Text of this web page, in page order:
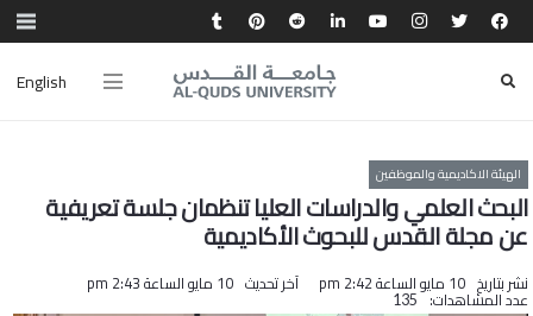
English
الهيئة الاكاديمية والموظفين
البحث العلمي والدراسات العليا تنظمان جلسة تعريفية
عن مجلة القدس للبحوث الأكاديمية
نشر بتاريخ 10 مايو الساعة 2:42 pm آخر تحديث 10 مايو الساعة 2:43 pm
عدد المشاهدات: 135